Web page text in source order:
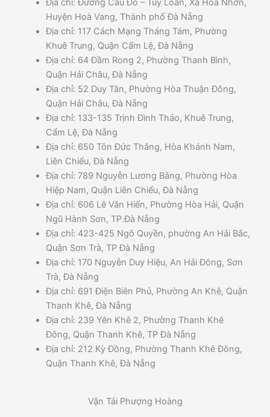
Địa chỉ: Đường Cầu Đỏ – Tuý Loan, Xã Hoà Nhơn,
Huyện Hoà Vang, Thành phố Đà Nẵng
Địa chỉ: 117 Cách Mạng Tháng Tám, Phường
Khuê Trung, Quận Cẩm Lệ, Đà Nẵng
Địa chỉ: 64 Đầm Rong 2, Phường Thanh Bình,
Quận Hải Châu, Đà Nẵng
Địa chỉ: 52 Duy Tân, Phường Hòa Thuận Đông,
Quận Hải Châu, Đà Nẵng
Địa chỉ: 133-135 Trịnh Đình Thảo, Khuê Trung,
Cẩm Lệ, Đà Nẵng
Địa chỉ: 650 Tôn Đức Thắng, Hòa Khánh Nam,
Liên Chiểu, Đà Nẵng
Địa chỉ: 789 Nguyễn Lương Bằng, Phường Hòa
Hiệp Nam, Quận Liên Chiểu, Đà Nẵng
Địa chỉ: 606 Lê Văn Hiến, Phường Hòa Hải, Quận
Ngũ Hành Sơn, TP.Đà Nẵng
Địa chỉ: 423-425 Ngô Quyền, phường An Hải Bắc,
Quận Sơn Trà, TP Đà Nẵng
Địa chỉ: 170 Nguyễn Duy Hiệu, An Hải Đông, Sơn
Trà, Đà Nẵng
Địa chỉ: 691 Điện Biên Phủ, Phường An Khê, Quận
Thanh Khê, Đà Nẵng
Địa chỉ: 239 Yên Khê 2, Phường Thanh Khê
Đông, Quận Thanh Khê, TP Đà Nẵng
Địa chỉ: 212 Kỳ Đồng, Phường Thanh Khê Đông,
Quận Thanh Khê, Đà Nẵng
Vận Tải Phượng Hoàng